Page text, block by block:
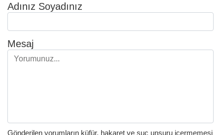
Adınız Soyadınız
Mesaj
Gönderilen yorumların küfür, hakaret ve suç unsuru içermemesi